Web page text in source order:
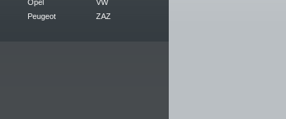
Opel
Peugeot
VW
ZAZ